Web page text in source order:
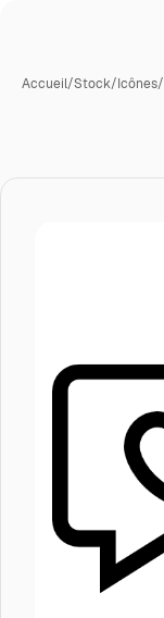
Accueil/Stock/Icônes/